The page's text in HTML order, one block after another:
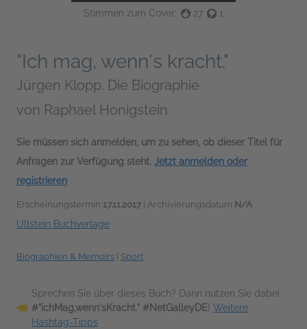
Stimmen zum Cover: 27 1
"Ich mag, wenn's kracht."
Jürgen Klopp. Die Biographie
von Raphael Honigstein
Sie müssen sich anmelden, um zu sehen, ob dieser Titel für
Anfragen zur Verfügung steht. Jetzt anmelden oder
registrieren
Erscheinungstermin 17.11.2017 | Archivierungsdatum N/A
Ullstein Buchverlage
Biographien & Memoirs Sport
Sprechen Sie über dieses Buch? Dann nutzen Sie dabei
#"ichMag,wenn'sKracht." #NetGalleyDE! Weitere
Hashtag-Tipps